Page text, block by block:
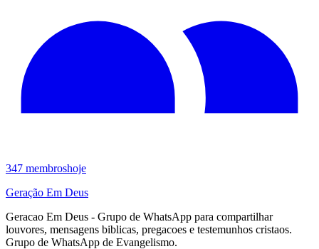
347 membroshoje
Geração Em Deus
Geracao Em Deus - Grupo de WhatsApp para compartilhar
louvores, mensagens biblicas, pregacoes e testemunhos cristaos.
Grupo de WhatsApp de Evangelismo.